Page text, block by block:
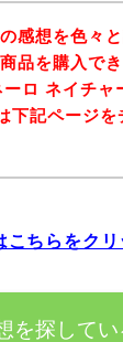
感想を色々と
品を購入で
ロ ネイチャ
下記ページを
こちらをクリ
を探して